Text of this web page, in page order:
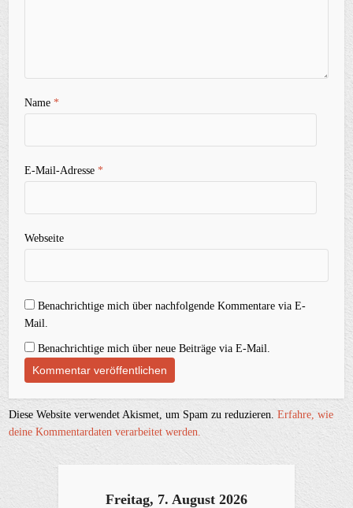
Name*
E-Mail-Adresse*
Webseite
Benachrichtige mich über nachfolgende Kommentare via E-
Mail.
Benachrichtige mich über neue Beiträge via E-Mail.
Diese Website verwendet Akismet, um Spam zu reduzieren.Erfahre, wie
deine Kommentardaten verarbeitet werden.
Freitag, 7. August 2026